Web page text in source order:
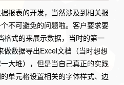
表的开发，当然涉及到相关报
不可避免的问题啦。客户要求要
格式的来展示数据，当时的第一
做数据导出Excel文档（当时想想
大堆），但是当自己真正的实践
单元格设置相关的字体样式、边